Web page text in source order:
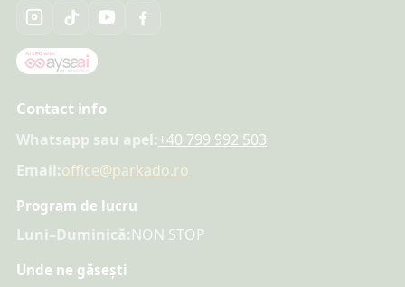
Contact info
Whatsapp sau apel:+40 799 992 503
Email:office@parkado.ro
Program de lucru
Luni–Duminică:NON STOP
Unde ne găsești